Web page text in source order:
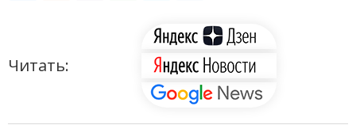
Читать: